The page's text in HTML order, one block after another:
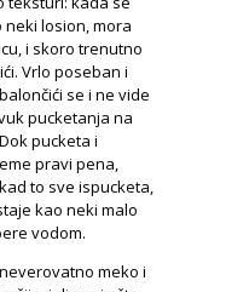
neki losion, mora
i skoro trenutno
Vrlo poseban i
se i ne vide
pucketanja na
pucketa i
pravi pena,
to sve ispucketa,
kao neki malo
vodom.
meko i